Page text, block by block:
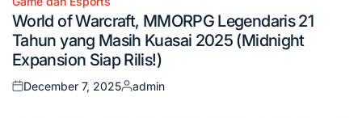
Posted
in
World of Warcraft, MMORPG Legendaris 21
Tahun yang Masih Kuasai 2025 (Midnight
Expansion Siap Rilis!)
Posted
December 7, 2025
Posted
admin